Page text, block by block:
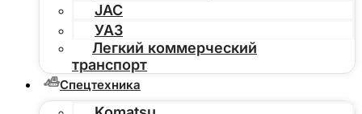
JAC
УАЗ
Легкий коммерческий
транспорт
Спецтехника